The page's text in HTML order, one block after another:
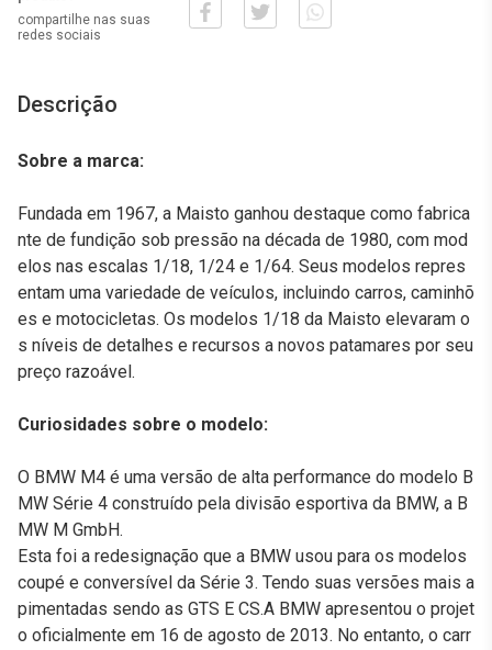
compartilhe nas suas
redes sociais
Descrição
Sobre a marca:
Fundada em 1967, a Maisto ganhou destaque como fabrica
nte de fundição sob pressão na década de 1980, com mod
elos nas escalas 1/18, 1/24 e 1/64. Seus modelos repres
entam uma variedade de veículos, incluindo carros, caminhõ
es e motocicletas. Os modelos 1/18 da Maisto elevaram o
s níveis de detalhes e recursos a novos patamares por seu
preço razoável.
Curiosidades sobre o modelo:
O BMW M4 é uma versão de alta performance do modelo B
MW Série 4 construído pela divisão esportiva da BMW, a B
MW M GmbH.
Esta foi a redesignação que a BMW usou para os modelos
coupé e conversível da Série 3. Tendo suas versões mais a
pimentadas sendo as GTS E CS.A BMW apresentou o projet
o oficialmente em 16 de agosto de 2013. No entanto, o carr